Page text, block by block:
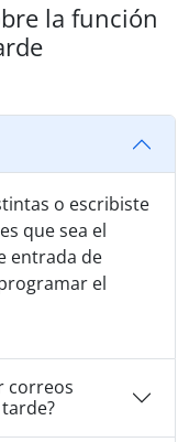
la función
o escribiste
que sea el
entrada de
el
correos